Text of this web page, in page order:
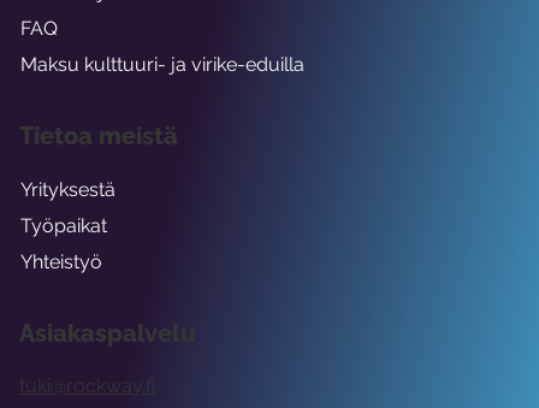
Asiakaspalvelu
tuki@rockway.fi
FAQ
Maksu kulttuuri- ja virike-eduilla
Tietoa meistä
Yrityksestä
Työpaikat
Yhteistyö